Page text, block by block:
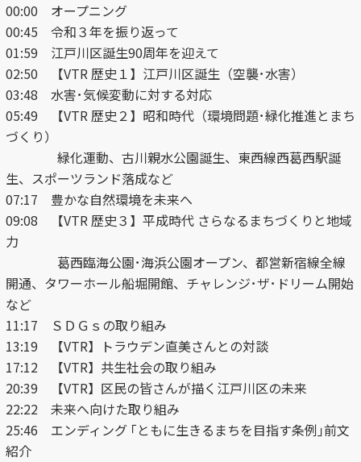
Others
公開日
より前 より後
動画を探す
00:00 オープニング
00:45 令和３年を振り返って
01:59 江戸川区誕生90周年を迎えて
02:50 【VTR 歴史１】江戸川区誕生（空襲･水害）
03:48 水害･気候変動に対する対応
05:49 【VTR 歴史２】昭和時代（環境問題･緑化推進とまち
づくり）
緑化運動、古川親水公園誕生、東西線西葛西駅誕
生、スポーツランド落成など
07:17 豊かな自然環境を未来へ
09:08 【VTR 歴史３】平成時代 さらなるまちづくりと地域
力
葛西臨海公園･海浜公園オープン、都営新宿線全線
開通、タワーホール船堀開館、チャレンジ･ザ･ドリーム開始
など
11:17 ＳＤＧｓの取り組み
13:19 【VTR】トラウデン直美さんとの対談
17:12 【VTR】共生社会の取り組み
20:39 【VTR】区民の皆さんが描く江戸川区の未来
22:22 未来へ向けた取り組み
25:46 エンディング ｢ともに生きるまちを目指す条例｣前文
紹介